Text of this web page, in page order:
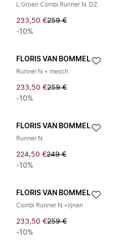
L.Groen Combi Runner N. DZ
233,50 €259 €
-10%
FLORIS VAN BOMMEL
Runner N.+ mesch
233,50 €259 €
-10%
FLORIS VAN BOMMEL
Runner N.
224,50 €249 €
-10%
FLORIS VAN BOMMEL
Combi Runner N.+lijnen
233,50 €259 €
-10%